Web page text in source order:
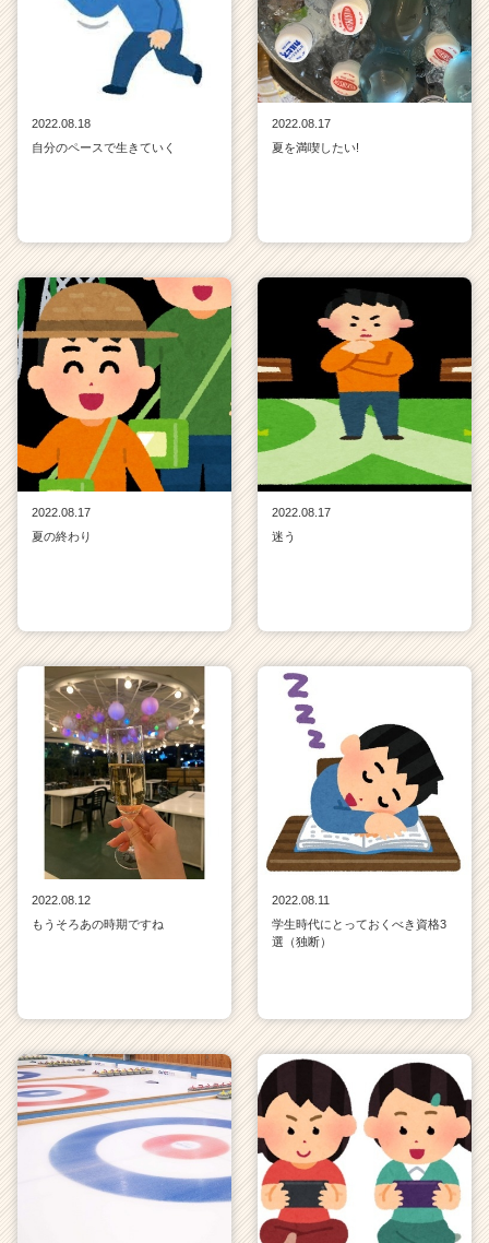
2022.08.18
自分のペースで生きていく
2022.08.17
夏を満喫したい!
2022.08.17
夏の終わり
2022.08.17
迷う
2022.08.12
もうそろあの時期ですね
2022.08.11
学生時代にとっておくべき資格3
選（独断）